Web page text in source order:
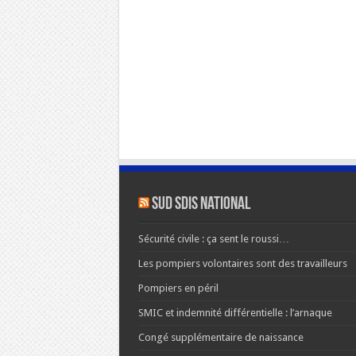
SUD SDIS national
Sécurité civile : ça sent le roussi…
Les pompiers volontaires sont des travailleurs
Pompiers en péril
SMIC et indemnité différentielle : l’arnaque
Congé supplémentaire de naissance